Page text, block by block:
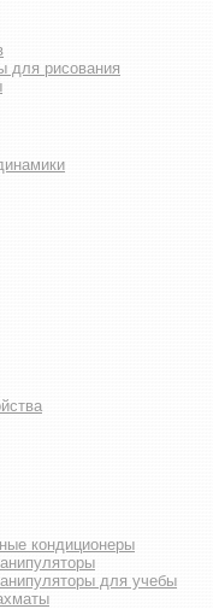
для рисования
кондиционеры
для учебы